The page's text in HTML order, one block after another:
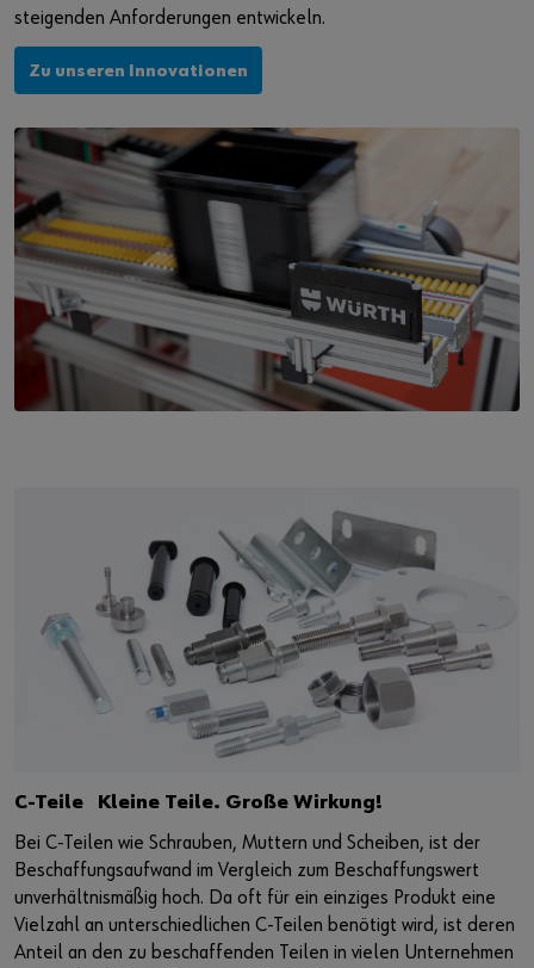
steigenden Anforderungen entwickeln.
Zu unseren Innovationen
C-Teile Kleine Teile. Große Wirkung!
Bei C-Teilen wie Schrauben, Muttern und Scheiben, ist der
Beschaffungsaufwand im Vergleich zum Beschaffungswert
unverhältnismäßig hoch. Da oft für ein einziges Produkt eine
Vielzahl an unterschiedlichen C-Teilen benötigt wird, ist deren
Anteil an den zu beschaffenden Teilen in vielen Unternehmen